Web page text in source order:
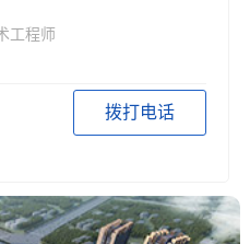
工程师
拨打电话